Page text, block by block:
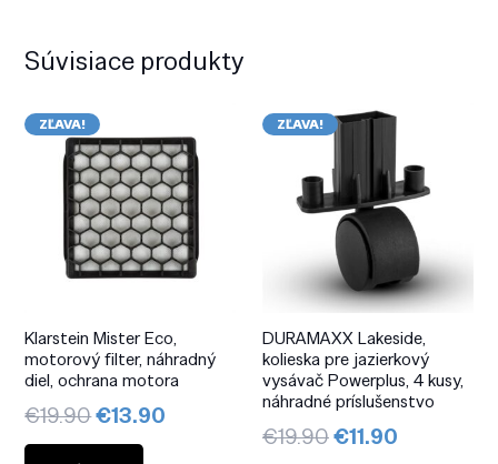
Súvisiace produkty
ZĽAVA!
Klarstein Mister Eco,
motorový filter, náhradný
diel, ochrana motora
€19.90Pôvodná
cena
€13.90
ZĽAVA!
DURAMAXX Lakeside,
kolieska pre jazierkový
vysávač Powerplus, 4 kusy,
náhradné príslušenstvo
€19.90Pôvodná
€11.90